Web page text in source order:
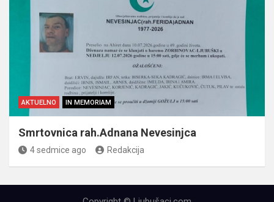
AKTUELNO IN MEMORIAM
Smrtovnica rah.Adnana Nevesinjca
4 sedmice ago Redakcija